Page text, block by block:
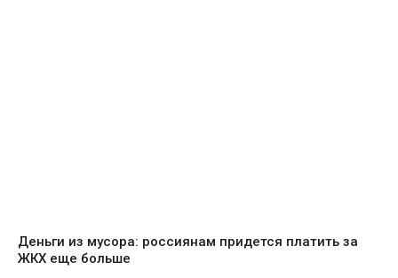
Деньги из мусора: россиянам придется платить за
ЖКХ еще больше